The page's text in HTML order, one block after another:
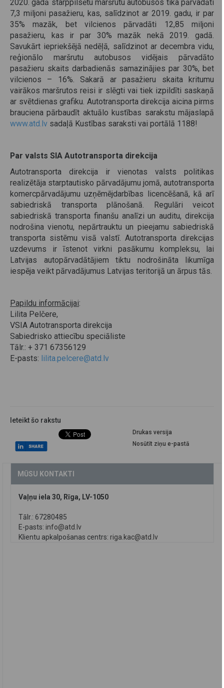
2020. gadā starppilsētu maršrutu autobusos tika pārvadāti
7,3 miljoni pasažieru, kas, salīdzinot ar 2019. gadu, ir par
35% mazāk, bet vilcienos pārvadāti 12,85 miljoni
pasažieru, kas ir par 30% mazāk nekā 2019. gadā.
Savukārt iepriekšējā nedēļā, salīdzinot ar decembra vidu,
reģionālo maršrutu autobusos vidējais pārvadāto
pasažieru skaits darbadienās samazinājies par 30%, bet
vilcienos – 16%. Sakarā ar pasažieru skaita kritumu
vairākos maršrutos reisi ir slēgti vai tiek izpildīti saskaņā
ar svētdienas grafiku. Autotransporta direkcija aicina pirms
brauciena pārbaudīt aktuālo kustības sarakstu mājaslapā
www.atd.lv sadaļā Kustības saraksti vai portālā 1188!
Par valsts SIA Autotransporta direkcija
Autotransporta direkcija ir vienotas valsts politikas
realizētāja starptautisko pārvadājumu jomā, autotransporta
komercpārvadājumu uzņēmējdarbības licencēšanā, kā arī
sabiedriskā transporta plānošanā. Regulāri veicot
sabiedriskā transporta finanšu analīzi un auditu, direkcija
nodrošina vienotu, nepārtrauktu un pieejamu sabiedriskā
transporta sistēmu visā valstī. Autotransporta direkcijas
uzdevums ir īstenot virkni pasākumu kompleksu, lai
Latvijas autopārvadātājiem tiktu nodrošināta likumīga
iespēja veikt pārvadājumus Latvijas teritorijā un ārpus tās.
Papildu informācijai:
Lilita Pelčere,
VSIA Autotransporta direkcija
Sabiedrisko attiecību speciāliste
Tālr.: + 371 67356129
E-pasts: lilita.pelcere@atd.lv
Ieteikt šo rakstu
Drukas versija
Nosūtīt ziņu e-pastā
MŪSU KONTAKTI
Vaļņu iela 30, Rīga, LV-1050
Tālr.: 67280485
E-pasts: info@atd.lv
Klientu apkalpošanas centrs: riga.kac@atd.lv